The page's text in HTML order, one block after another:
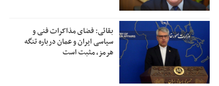
بقائی: فضای مذاکرات فنی و
سیاسی ایران و عمان درباره تنگه
هرمز، مثبت است